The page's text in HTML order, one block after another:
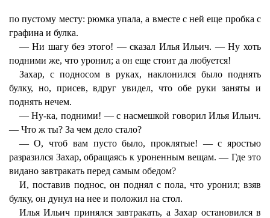
по пустому месту: рюмка упала, а вместе с ней еще пробка с
графина и булка.
— Ни шагу без этого! — сказал Илья Ильич. — Ну хоть
подними же, что уронил; а он еще стоит да любуется!
Захар, с подносом в руках, наклонился было поднять
булку, но, присев, вдруг увидел, что обе руки заняты и
поднять нечем.
— Ну-ка, подними! — с насмешкой говорил Илья Ильич.
— Что ж ты? За чем дело стало?
— О, чтоб вам пусто было, проклятые! — с яростью
разразился Захар, обращаясь к уроненным вещам. — Где это
видано завтракать перед самым обедом?
И, поставив поднос, он поднял с пола, что уронил; взяв
булку, он дунул на нее и положил на стол.
Илья Ильич принялся завтракать, а Захар остановился в